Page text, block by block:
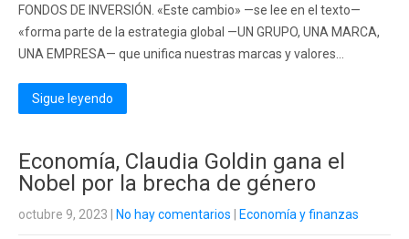
FONDOS DE INVERSIÓN. «Este cambio» —se lee en el texto—
«forma parte de la estrategia global —UN GRUPO, UNA MARCA,
UNA EMPRESA— que unifica nuestras marcas y valores...
Sigue leyendo
Economía, Claudia Goldin gana el
Nobel por la brecha de género
octubre 9, 2023 No hay comentarios Economía y finanzas